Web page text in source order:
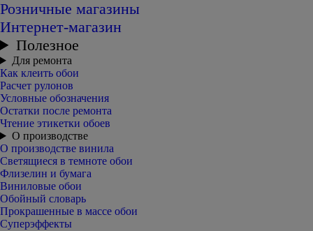
Розничные магазины
Интернет-магазин
Полезное
Для ремонта
Как клеить обои
Расчет рулонов
Условные обозначения
Остатки после ремонта
Чтение этикетки обоев
О производстве
О производстве винила
Светящиеся в темноте обои
Флизелин и бумага
Виниловые обои
Обойный словарь
Прокрашенные в массе обои
Суперэффекты